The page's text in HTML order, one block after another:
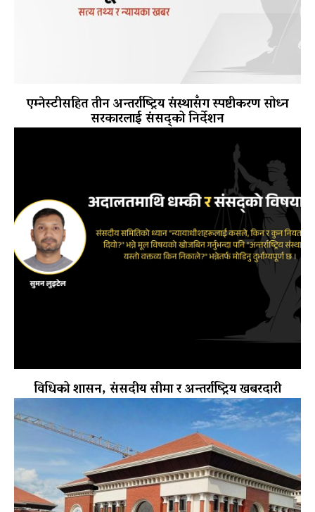
एम्नेस्टीसहित तीन अन्तर्राष्ट्रिय संस्थासँग स्पष्टीकरण सोध्न
सरकारलाई संसद्को निर्देशन
विधिको शासन, संसदीय सीमा र अन्तर्राष्ट्रिय खबरदारी